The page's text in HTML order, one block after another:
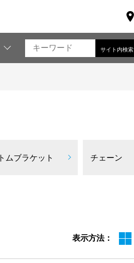
サイト内検索
ムブラケット チェーン
表示方法：